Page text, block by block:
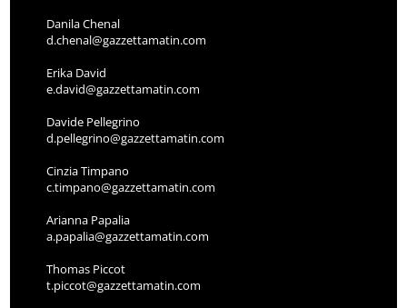
Danila Chenal
d.chenal@gazzettamatin.com
Erika David
e.david@gazzettamatin.com
Davide Pellegrino
d.pellegrino@gazzettamatin.com
Cinzia Timpano
c.timpano@gazzettamatin.com
Arianna Papalia
a.papalia@gazzettamatin.com
Thomas Piccot
t.piccot@gazzettamatin.com